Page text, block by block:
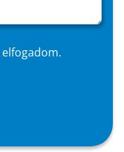
elfogadom.